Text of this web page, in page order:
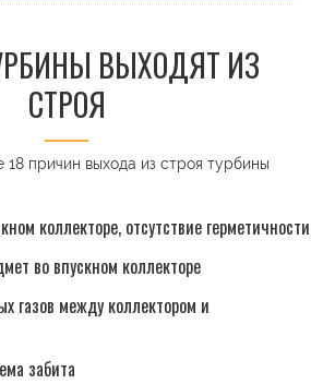
ВЫХОДЯТ ИЗ
СТРОЯ
причин выхода из строя турбины
коллекторе, отсутствие герметичности
во впускном коллекторе
газов между коллектором и
забита